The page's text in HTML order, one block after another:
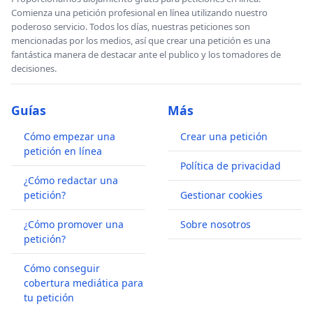
Comienza una petición profesional en línea utilizando nuestro
poderoso servicio. Todos los días, nuestras peticiones son
mencionadas por los medios, así que crear una petición es una
fantástica manera de destacar ante el publico y los tomadores de
decisiones.
Guías
Cómo empezar una
petición en línea
¿Cómo redactar una
petición?
¿Cómo promover una
petición?
Cómo conseguir
cobertura mediática para
tu petición
Más
Crear una petición
Política de privacidad
Gestionar cookies
Sobre nosotros